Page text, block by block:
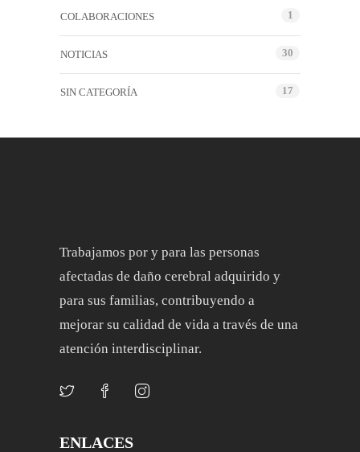
COLABORACIONES 1
NOTICIAS 30
SIN CATEGORÍA 17
Trabajamos por y para las personas
afectadas de daño cerebral adquirido y
para sus familias, contribuyendo a
mejorar su calidad de vida a través de una
atención interdisciplinar.
ENLACES